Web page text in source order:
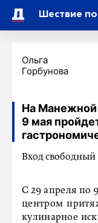
Ольга
Горбунова
На Манежной
9 мая
Вход свободный
С 29 апреля по
центром
кулинарное